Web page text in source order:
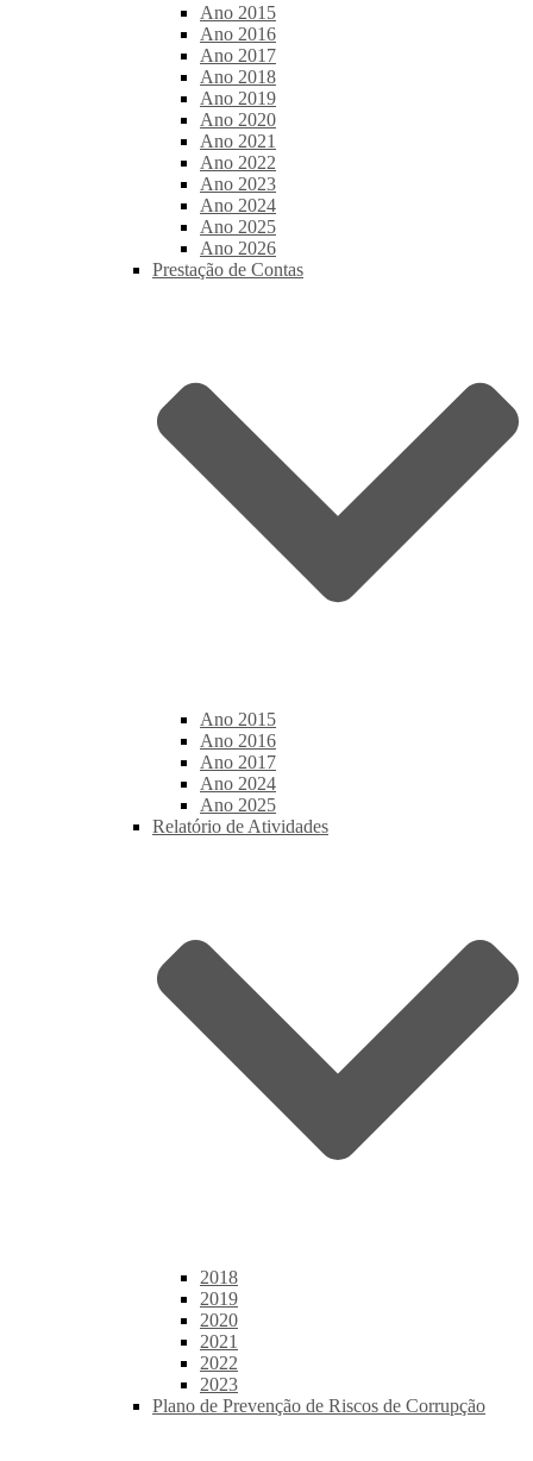
Ano 2015
Ano 2016
Ano 2017
Ano 2018
Ano 2019
Ano 2020
Ano 2021
Ano 2022
Ano 2023
Ano 2024
Ano 2025
Ano 2026
Prestação de Contas
Ano 2015
Ano 2016
Ano 2017
Ano 2024
Ano 2025
Relatório de Atividades
2018
2019
2020
2021
2022
2023
Plano de Prevenção de Riscos de Corrupção